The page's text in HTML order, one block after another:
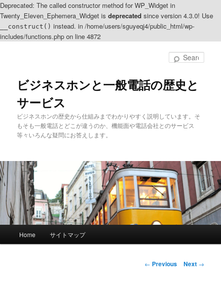
Deprecated: The called constructor method for WP_Widget in
Twenty_Eleven_Ephemera_Widget is deprecated since version 4.3.0! Use
__construct() instead. in /home/users/sguyeqj4/public_html/wp-
includes/functions.php on line 4872
ビジネスホンと一般電話の歴史と
サービス
ビジネスホンの歴史から仕組みまでわかりやすく説明しています。そ
もそも一般電話とどこが違うのか、機能面や電話会社とのサービス
等々いろんな疑問にお答えします。
Skip to primary content
Skip to secondary content
Home サイトマップ
Post navigation
← Previous Next →